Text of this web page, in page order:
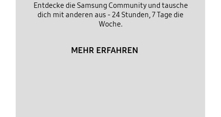
Entdecke die Samsung Community und tausche
dich mit anderen aus - 24 Stunden, 7 Tage die
Woche.
MEHR ERFAHREN